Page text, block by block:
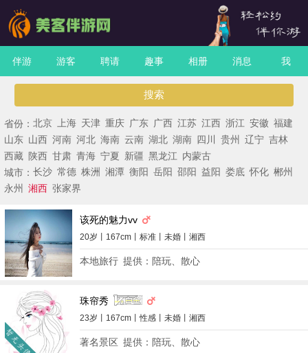
伴游 游客 聘请 趣事 相册 消息 我
搜索
省份： 北京 上海 天津 重庆 广东 广西 江苏 江西 浙江 安徽 福建
山东 山西 河南 河北 海南 云南 湖北 湖南 四川 贵州 辽宁 吉林
西藏 陕西 甘肃 青海 宁夏 新疆 黑龙江 内蒙古
城市： 长沙 常德 株洲 湘潭 衡阳 岳阳 邵阳 益阳 娄底 怀化 郴州
永州
湘西 张家界
该死的魅力vv
20岁丨167cm丨标准丨未婚丨湘西
本地旅行 提供：陪玩、散心
珠帘秀
23岁丨167cm丨性感丨未婚丨湘西
著名景区 提供：陪玩、散心